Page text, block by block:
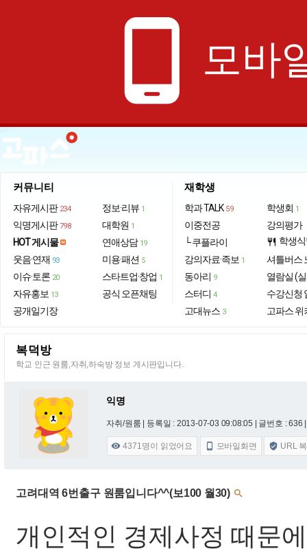
phone_android 모바
커뮤니티
자유게시판 234
익명게시판 798
HOT 게시물
웃음·연재 93
이슈·토론 20
자유홍보 13
공개일기장
정보·리뷰 1
대학원 1
연애상담 19
미용·패션 5
스타트업·창업 1
공식 오픈채팅
재학생
학과 TALK 59
이중전공
└ 쿠플라이
강의자료·족보 1
동아리 9
스터디 4
고대뉴스 3
학생회 1
강의평가
restaurant 학생
셔틀버스
열람실 (
수강신청
고파스 위
복덕방
학교 인근 원룸,자취,하숙방 정보 게시판입니다.
익명
자취/원룸 | 등록일 : 2013-07-03 09:08:05 | 글번호 : 636
 4371명이 읽었어요  모바일화면  URL
고려대역 6번출구 원룸입니다^^(보100 월30) 
개인적인 경제사정 때문